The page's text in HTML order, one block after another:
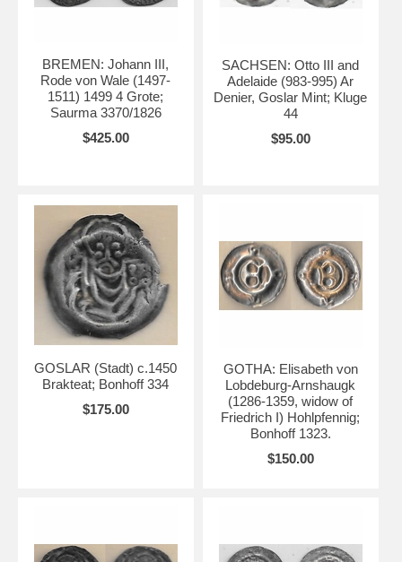
BREMEN: Johann III,
Rode von Wale (1497-
1511) 1499 4 Grote;
Saurma 3370/1826
$425.00
SACHSEN: Otto III and
Adelaide (983-995) Ar
Denier, Goslar Mint; Kluge
44
$95.00
GOSLAR (Stadt) c.1450
Brakteat; Bonhoff 334
$175.00
GOTHA: Elisabeth von
Lobdeburg-Arnshaugk
(1286-1359, widow of
Friedrich I) Hohlpfennig;
Bonhoff 1323.
$150.00